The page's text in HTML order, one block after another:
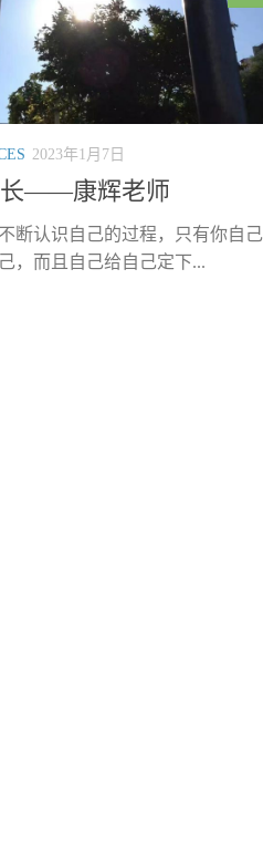
2023年1月7日
长——康辉老师
断认识自己的过程，只有你自己
，而且自己给自己定下...